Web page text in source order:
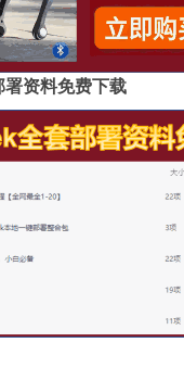
资料免费下载